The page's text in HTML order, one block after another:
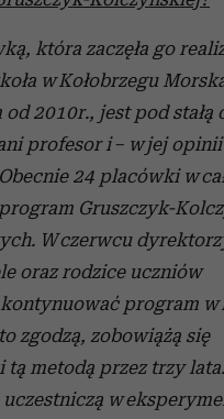
która zaczęła go
w Kołobrzegu
od 2010r., jest pod stałą
profesor i – w jej opinii
24 placówki w
Gruszczyk-
W czerwcu
oraz rodzice uczniów
program w
zgodzą, zobowiążą się
tą metodą przez trzy
w